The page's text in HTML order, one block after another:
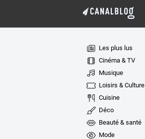
Les plus lus
Cinéma & TV
Musique
Loisirs & Culture
Cuisine
Déco
Beauté & santé
Mode